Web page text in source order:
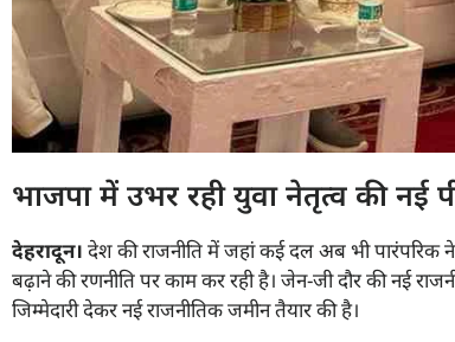
भाजपा में उभर रही युवा नेतृत्व की नई
देहरादून। देश की राजनीति में जहां कई दल अब भी पारंपरिक
बढ़ाने की रणनीति पर काम कर रही है। जेन-जी दौर की नई
जिम्मेदारी देकर नई राजनीतिक जमीन तैयार की है।